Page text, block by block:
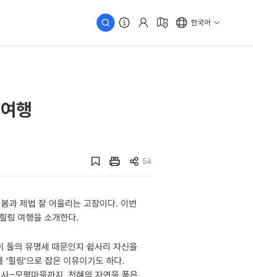
한국어
행
54
과 제법 잘 어울리는 고장이다. 이번
링 여행을 소개한다.
둘의 유명세 때문인지 쉽사리 자신을
힐링’으로 잡은 이유이기도 하다.
~모평마을까지, 천혜의 자연을 품은